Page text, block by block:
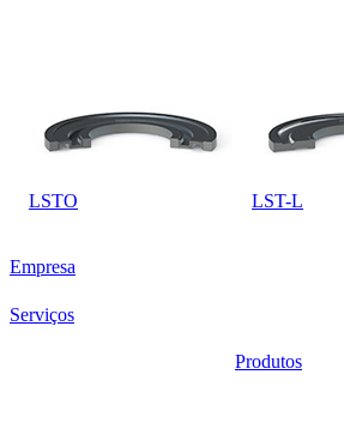
LSTO LST-L
Empresa
Serviços
Produtos